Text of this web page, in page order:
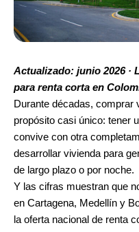
Actualizado: junio 2026 ·
para renta corta en
Durante décadas, comprar
propósito casi único: tener
convive con otra
desarrollar vivienda para
de largo plazo o por noche.
Y las cifras muestran que
en Cartagena, Medellín y
la oferta nacional de renta